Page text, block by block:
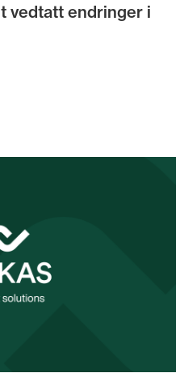
vedtatt endringer i